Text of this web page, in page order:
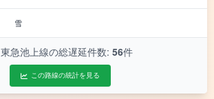
雪
東急池上線の総遅延件数: 56件
この路線の統計を見る